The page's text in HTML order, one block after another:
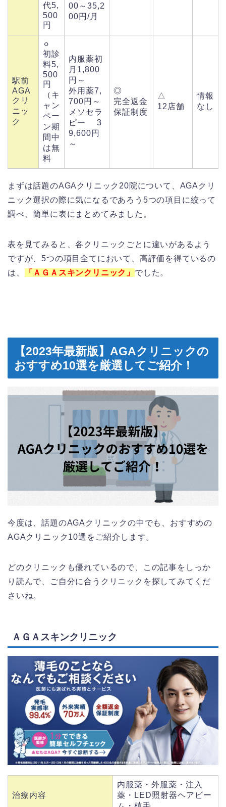
代5,
500
円
00～35,2
00円/月
駅前
AGA
クリ
ニッ
ク
⚪︎
初診
料5,
500
円
（キ
ャン
ペー
ン期
間中
は無
料
内服薬初
月1,800
円～
外用薬7,
700円～
メソセラ
ピー 3
9,600円
～
◎
完全返金
保証制度
△
12店舗
情報
なし
まずは話題のAGAクリニック20院について、AGAクリ
ニック選択の際に気になるであろう5つの項目に絞って
調べ、簡単に表にまとめてみました。
表を見てみると、各クリニックごとに違いがあるよう
ですが、5つの項目全てにおいて、高評価を得ているの
は、
「ＡＧＡスキンクリニック」 でした。
【2023年最新版】AGAクリニックの
おすすめ10選を厳選してご紹介！
今度は、話題のAGAクリニックの中でも、おすすめの
AGAクリニック10選をご紹介します。
どのクリニックも優れているので、この記事をしっか
り読んで、ご自分に合うクリニックを探してみてくだ
さいね。
ＡＧＡスキンクリニック
治療内容
内服薬・外服薬・注入
薬・LED照射器ヘアビー